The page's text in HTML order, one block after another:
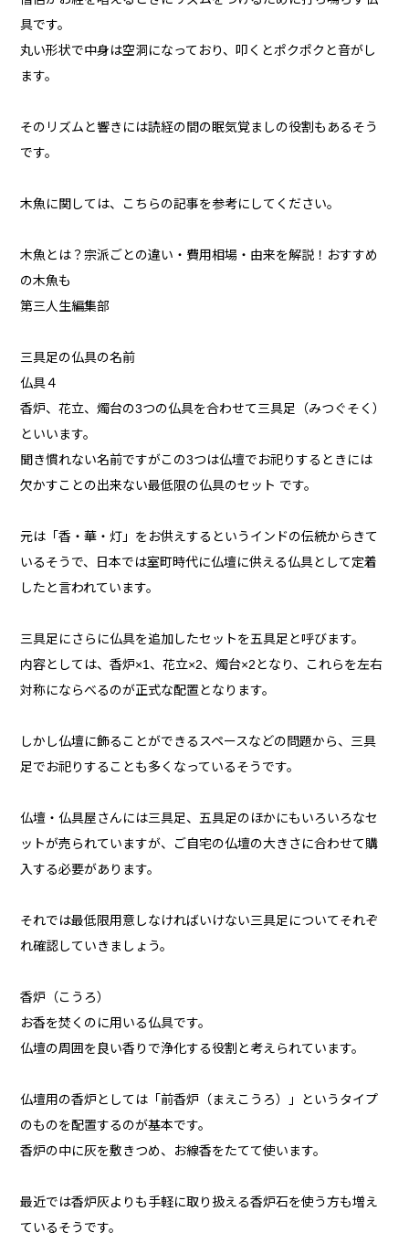
具です。
丸い形状で中身は空洞になっており、叩くとポクポクと音がし
ます。
そのリズムと響きには読経の間の眠気覚ましの役割もあるそう
です。
木魚に関しては、こちらの記事を参考にしてください。
木魚とは？宗派ごとの違い・費用相場・由来を解説！おすすめ
の木魚も
第三人生編集部
三具足の仏具の名前
仏具４
香炉、花立、燭台の3つの仏具を合わせて三具足（みつぐそく）
といいます。
聞き慣れない名前ですがこの3つは仏壇でお祀りするときには
欠かすことの出来ない最低限の仏具のセット です。
元は「香・華・灯」をお供えするというインドの伝統からきて
いるそうで、日本では室町時代に仏壇に供える仏具として定着
したと言われています。
三具足にさらに仏具を追加したセットを五具足と呼びます。
内容としては、香炉×1、花立×2、燭台×2となり、これらを左右
対称にならべるのが正式な配置となります。
しかし仏壇に飾ることができるスペースなどの問題から、三具
足でお祀りすることも多くなっているそうです。
仏壇・仏具屋さんには三具足、五具足のほかにもいろいろなセ
ットが売られていますが、ご自宅の仏壇の大きさに合わせて購
入する必要があります。
それでは最低限用意しなければいけない三具足についてそれぞ
れ確認していきましょう。
香炉（こうろ）
お香を焚くのに用いる仏具です。
仏壇の周囲を良い香りで浄化する役割と考えられています。
仏壇用の香炉としては「前香炉（まえこうろ）」というタイプ
のものを配置するのが基本です。
香炉の中に灰を敷きつめ、お線香をたてて使います。
最近では香炉灰よりも手軽に取り扱える香炉石を使う方も増え
ているそうです。